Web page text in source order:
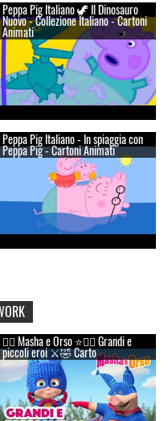
Peppa Pig Italiano 🦖 Il Dinosauro
Nuovo - Collezione Italiano - Cartoni
Animati
Peppa Pig Italiano - In spiaggia con
Peppa Pig - Cartoni Animati
👱‍♀️ Masha e Orso ⭐🦸‍♀️ Grandi e
piccoli eroi ⚔️🤣 Carto